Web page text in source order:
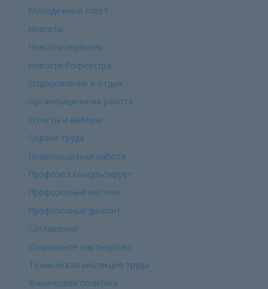
Молодежный совет
Новости
Новости первичек
Новости Росреестра
Оздоровление и отдых
Организационная работа
Отчеты и выборы
Охрана труда
Правозащитная работа
Профсоюз консультирует
Профсоюзный вестник
Профсоюзный дисконт
Соглашения
Социальное партнерство
Техническая инспекция труда
Финансовая политика